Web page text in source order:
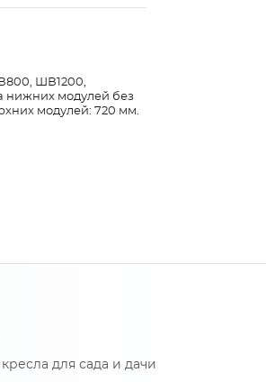
ШВ1200,
нижних модулей без
модулей: 720 мм.
для сада и дачи